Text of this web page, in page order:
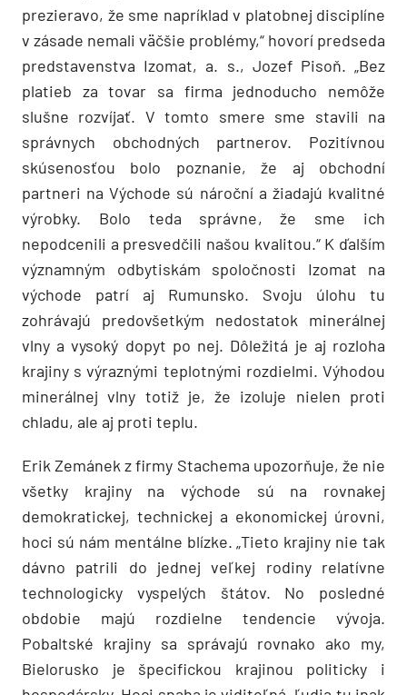
prezieravo, že sme napríklad v platobnej disciplíne
v zásade nemali väčšie problémy,“ hovorí predseda
predstavenstva Izomat, a. s., Jozef Pisoň. „Bez
platieb za tovar sa firma jednoducho nemôže
slušne rozvíjať. V tomto smere sme stavili na
správnych obchodných partnerov. Pozitívnou
skúsenosťou bolo poznanie, že aj obchodní
partneri na Východe sú nároční a žiadajú kvalitné
výrobky. Bolo teda správne, že sme ich
nepodcenili a presvedčili našou kvalitou.“ K ďalším
významným odbytiskám spoločnosti Izomat na
východe patrí aj Rumunsko. Svoju úlohu tu
zohrávajú predovšetkým nedostatok minerálnej
vlny a vysoký dopyt po nej. Dôležitá je aj rozloha
krajiny s výraznými teplotnými rozdielmi. Výhodou
minerálnej vlny totiž je, že izoluje nielen proti
chladu, ale aj proti teplu.
Erik Zemánek z firmy Stachema upozorňuje, že nie
všetky krajiny na východe sú na rovnakej
demokratickej, technickej a ekonomickej úrovni,
hoci sú nám mentálne blízke. „Tieto krajiny nie tak
dávno patrili do jednej veľkej rodiny relatívne
technologicky vyspelých štátov. No posledné
obdobie majú rozdielne tendencie vývoja.
Pobaltské krajiny sa správajú rovnako ako my,
Bielorusko je špecifickou krajinou politicky i